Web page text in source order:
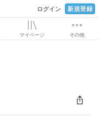
ログイン 新規登録
マイページ その他